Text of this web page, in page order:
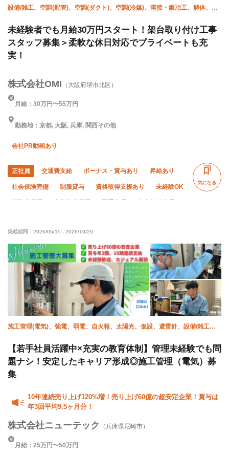
設備/雑工、空調(配管)、空調(ダクト)、空調(冷媒)、溶接・鍛冶工、解体、躯
未経験者でも月給30万円スタート！架台取り付け工事
スタッフ募集＞柔軟な休日対応でプライベートも充
実！
株式会社OMI （大阪府堺市北区）
月給：30万円〜55万円
勤務地：京都, 大阪, 兵庫, 関西その他
会社PR動画あり
正社員 交通費支給 ボーナス・賞与あり 昇給あり
社会保険完備 制服貸与 資格取得支援あり 未経験OK
気になる
掲載期間： 2026/05/15 - 2026/10/29
施工管理(電気)、強電、弱電、自火報、太陽光、仮設、避雷針、設備/雑工、
【若手社員活躍中×充実の教育体制】管理未経験でも問
題ナシ！安定したキャリア形成◎施工管理（電気）募
集
10年連続売り上げ120%増！売り上げ60億の超安定企業！賞与は
年3回平均9.5ヶ月分！
株式会社ニューテック （兵庫県尼崎市）
月給：25万円〜50万円